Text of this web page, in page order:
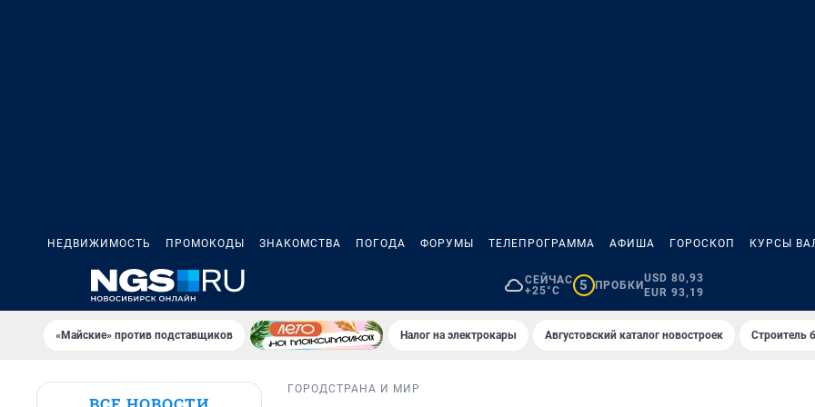
НЕДВИЖИМОСТЬ ПРОМОКОДЫ ЗНАКОМСТВА ПОГОДА ФОРУМЫ ТЕЛЕПРОГРАММА АФИША ГОРОСКОП КУРСЫ
СЕЙЧАС
+25°C
5 ПРОБКИ
USD 80,93
EUR 93,19
«Майские» против подставщиков Налог на электрокары Августовский каталог новостроек Строитель
ГОРОДСТРАНА И МИР